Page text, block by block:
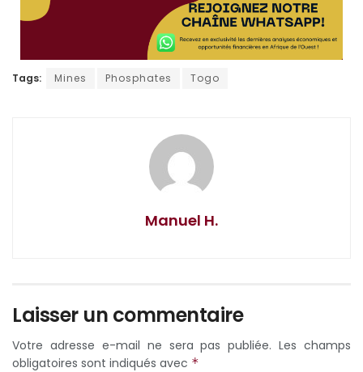
Tags: Mines Phosphates Togo
Manuel H.
Laisser un commentaire
Votre adresse e-mail ne sera pas publiée. Les champs
obligatoires sont indiqués avec *